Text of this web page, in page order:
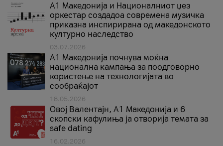
А1 Македонија и Националниот џез
оркестар создадоа современа музичка
приказна инспирирана од македонското
културно наследство
03.07.2026
A1 Македонија почнува моќна
национална кампања за поодговорно
користење на технологијата во
сообраќајот
18.05.2026
Овој Валентајн, A1 Македонија и 6
скопски кафулиња ја отворија темата за
safe dating
16.02.2026